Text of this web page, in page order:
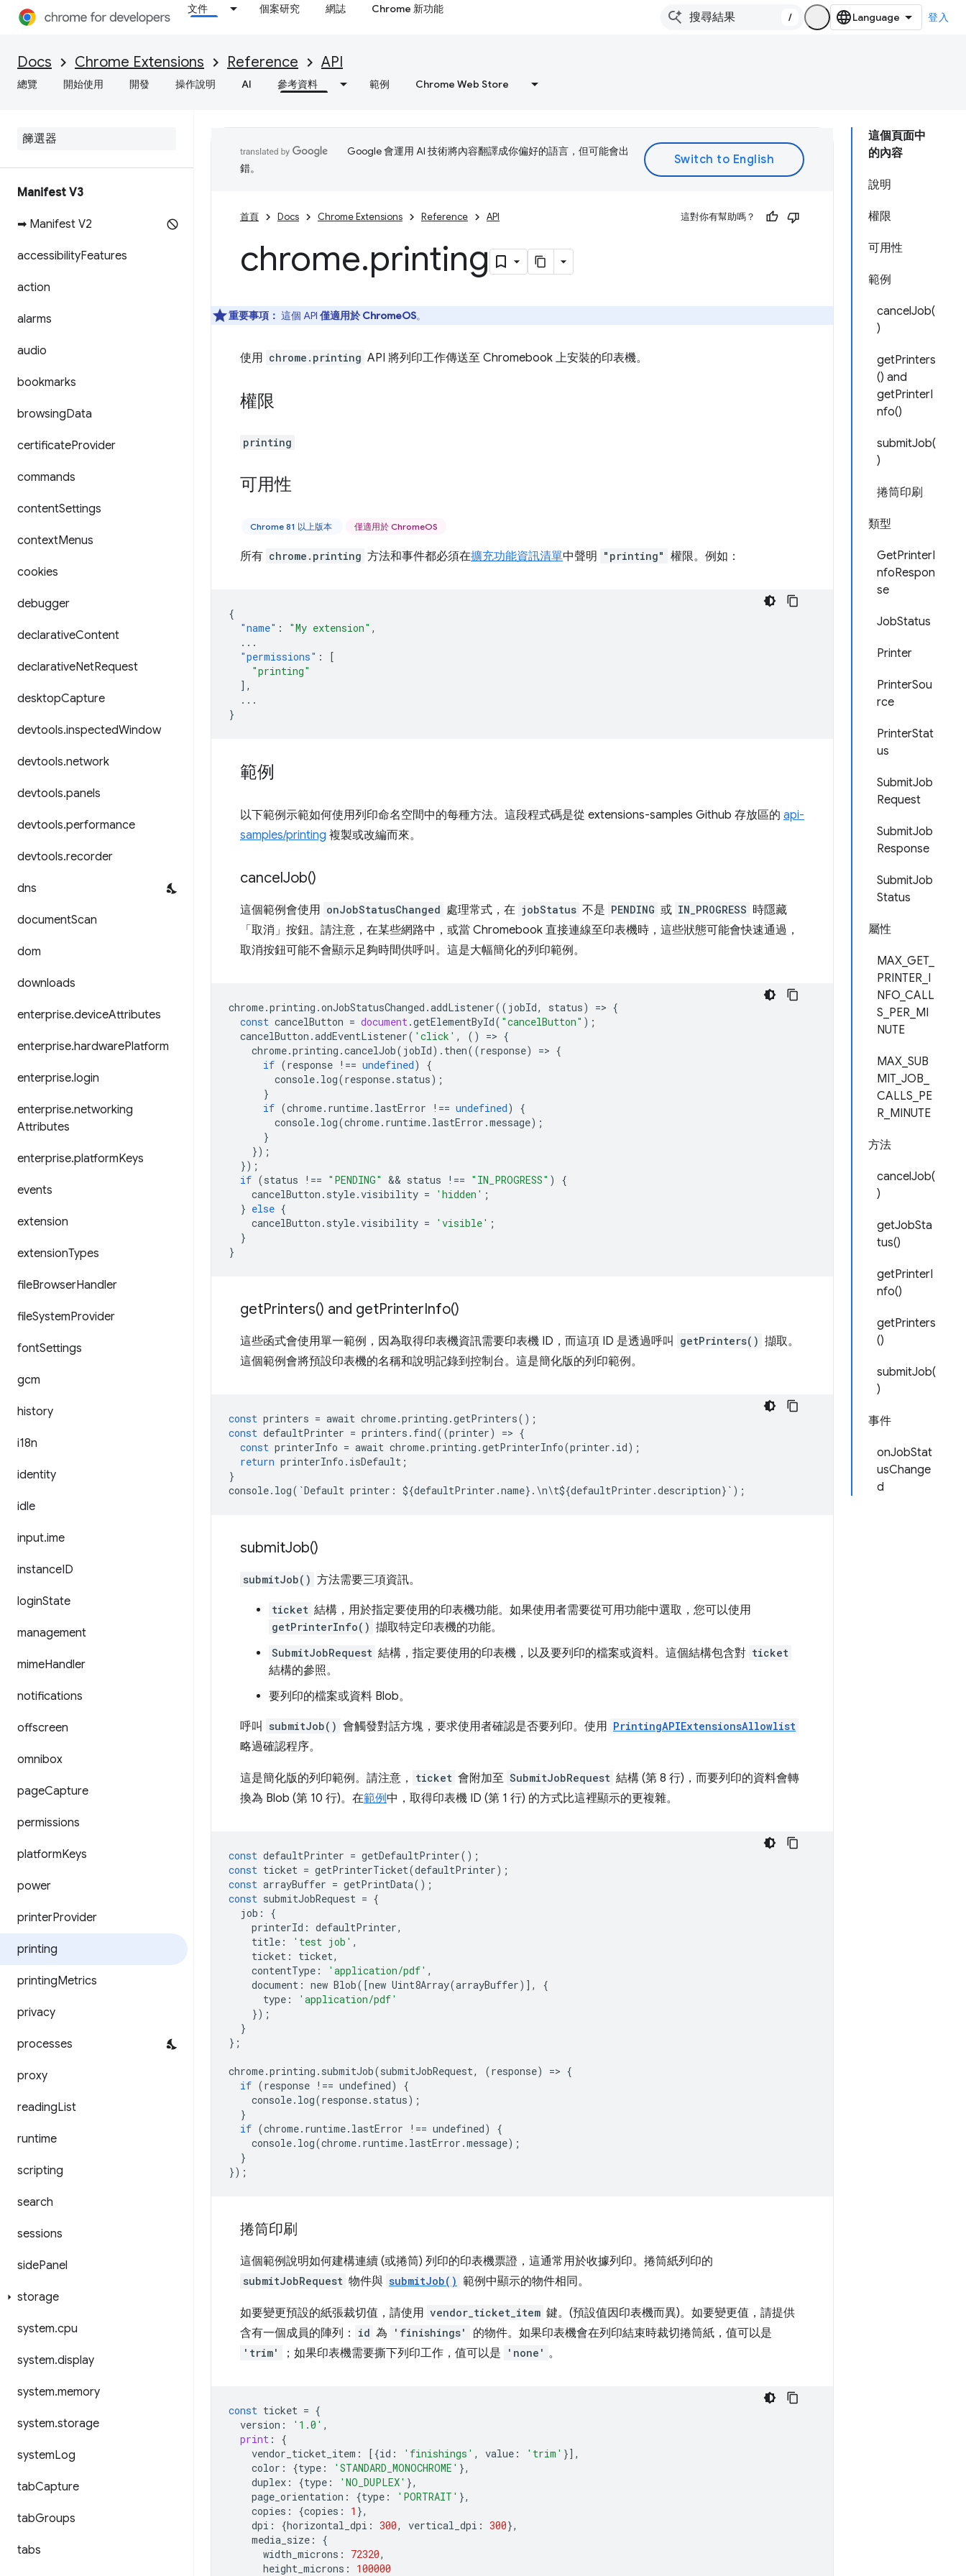
文件 個案研究 網誌 Chrome 新功能
/ 登入
Docs Chrome Extensions Reference API
總覽 開始使用 開發 操作說明 AI 參考資料 範例 Chrome Web Store
Manifest V3
➡ Manifest V2
accessibilityFeatures
action
alarms
audio
bookmarks
browsingData
certificateProvider
commands
contentSettings
contextMenus
cookies
debugger
declarativeContent
declarativeNetRequest
desktopCapture
devtools.inspectedWindow
devtools.network
devtools.panels
devtools.performance
devtools.recorder
dns
documentScan
dom
downloads
enterprise.deviceAttributes
enterprise.hardwarePlatform
enterprise.login
enterprise.networking
Attributes
enterprise.platformKeys
events
extension
extensionTypes
fileBrowserHandler
fileSystemProvider
fontSettings
gcm
history
i18n
identity
idle
input.ime
instanceID
loginState
management
mimeHandler
notifications
offscreen
omnibox
pageCapture
permissions
platformKeys
power
printerProvider
printing
printingMetrics
privacy
processes
proxy
readingList
runtime
scripting
search
sessions
sidePanel
storage
system.cpu
system.display
system.memory
system.storage
systemLog
tabCapture
tabGroups
tabs
這個頁面中
的內容
說明
權限
可用性
範例
cancelJob(
)
getPrinters
() and
getPrinterI
nfo()
submitJob(
)
捲筒印刷
類型
GetPrinterI
nfoRespon
se
JobStatus
Printer
PrinterSou
rce
PrinterStat
us
SubmitJob
Request
SubmitJob
Response
SubmitJob
Status
屬性
MAX_GET_
PRINTER_I
NFO_CALL
S_PER_MI
NUTE
MAX_SUB
MIT_JOB_
CALLS_PE
R_MINUTE
方法
cancelJob(
)
getJobSta
tus()
getPrinterI
nfo()
getPrinters
()
submitJob(
)
事件
onJobStat
usChange
d
Google 會運用 AI 技術將內容翻譯成你偏好的語言，但可能會出
錯。
首頁 Docs Chrome Extensions Reference API 這對你有幫助嗎？
chrome.printing
重要事項： 這個 API 僅適用於 ChromeOS。
使用 chrome.printing API 將列印工作傳送至 Chromebook 上安裝的印表機。
權限
printing
可用性
Chrome 81 以上版本 僅適用於 ChromeOS
所有 chrome.printing 方法和事件都必須在擴充功能資訊清單中聲明 "printing" 權限。例如：
{
"name" : "My extension" ,
...
"permissions" :
[
"printing"
],
...
}
範例
以下範例示範如何使用列印命名空間中的每種方法。這段程式碼是從 extensions-samples Github 存放區的 api-
samples/printing 複製或改編而來。
cancelJob()
這個範例會使用 onJobStatusChanged 處理常式，在 jobStatus 不是 PENDING 或 IN_PROGRESS 時隱藏
「取消」按鈕。請注意，在某些網路中，或當 Chromebook 直接連線至印表機時，這些狀態可能會快速通過，
取消按鈕可能不會顯示足夠時間供呼叫。這是大幅簡化的列印範例。
chrome.printing .onJobStatusChanged .addListener(( jobId, status) => {
const cancelButton = document.getElementById( "cancelButton" );
cancelButton .addEventListener( 'click' , () => {
chrome.printing .cancelJob( jobId). then((response) => {
if (response !== undefined)
{
console. log(response. status);
}
if (chrome. runtime. lastError !== undefined)
{
console. log(chrome. runtime. lastError .message);
}
});
});
if (status !== "PENDING" && status !== "IN_PROGRESS" )
{
cancelButton . style.visibility = 'hidden' ;
} else {
cancelButton . style.visibility = 'visible' ;
}
}
getPrinters() and getPrinterInfo()
這些函式會使用單一範例，因為取得印表機資訊需要印表機 ID，而這項 ID 是透過呼叫 getPrinters() 擷取。
這個範例會將預設印表機的名稱和說明記錄到控制台。這是簡化版的列印範例。
const printers = await chrome.printing .getPrinters();
const defaultPrinter = printers . find((printer) => {
const printerInfo = await chrome.printing .getPrinterInfo(printer . id);
return printerInfo . isDefault ;
}
console. log( `Default printer : ${defaultPrinter .name} . \n\t${defaultPrinter .description} ` );
submitJob()
submitJob() 方法需要三項資訊。
ticket 結構，用於指定要使用的印表機功能。如果使用者需要從可用功能中選取，您可以使用
getPrinterInfo() 擷取特定印表機的功能。
SubmitJobRequest 結構，指定要使用的印表機，以及要列印的檔案或資料。這個結構包含對 ticket
結構的參照。
要列印的檔案或資料 Blob。
呼叫 submitJob() 會觸發對話方塊，要求使用者確認是否要列印。使用 PrintingAPIExtensionsAllowlist
略過確認程序。
這是簡化版的列印範例。請注意， ticket 會附加至 SubmitJobRequest 結構 (第 8 行)，而要列印的資料會轉
換為 Blob (第 10 行)。在範例中，取得印表機 ID (第 1 行) 的方式比這裡顯示的更複雜。
const defaultPrinter = getDefaultPrinter();
const ticket = getPrinterTicket(defaultPrinter);
const arrayBuffer = getPrintData();
const submitJobRequest = {
job :
{
printerId : defaultPrinter,
title : 'test job' ,
ticket : ticket,
contentType : 'application/pdf' ,
document : new Blob([new Uint8Array(arrayBuffer)],
{
type :
'application/pdf'
});
}
};
chrome.printing . submitJob(submitJobRequest, (response) => {
if (response !== undefined)
{
console. log(response. status);
}
if (chrome. runtime. lastError !== undefined)
{
console. log(chrome. runtime. lastError .message);
}
});
捲筒印刷
這個範例說明如何建構連續 (或捲筒) 列印的印表機票證，這通常用於收據列印。捲筒紙列印的
submitJobRequest 物件與 submitJob() 範例中顯示的物件相同。
如要變更預設的紙張裁切值，請使用 vendor_ticket_item 鍵。(預設值因印表機而異)。如要變更值，請提供
含有一個成員的陣列：
id 為 'finishings' 的物件。如果印表機會在列印結束時裁切捲筒紙，值可以是
'trim' ；如果印表機需要撕下列印工作，值可以是 'none' 。
const ticket = {
version : '1.0' ,
print :
{
vendor_ticket_item : [{id : 'finishings' , value : 'trim' }],
color : {type : 'STANDARD_MONOCHROME' },
duplex : {type : 'NO_DUPLEX' },
page_orientation : {type : 'PORTRAIT' },
copies : {copies : 1 },
dpi : {horizontal_dpi : 300, vertical_dpi : 300},
media_size :
{
width_microns : 72320,
height_microns : 100000